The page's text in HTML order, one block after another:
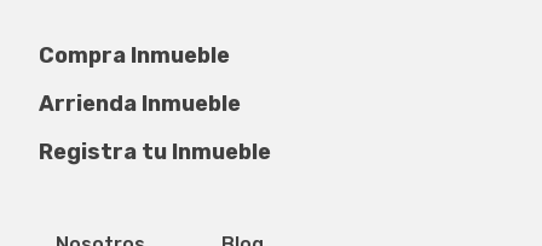
Compra Inmueble
Arrienda Inmueble
Registra tu Inmueble